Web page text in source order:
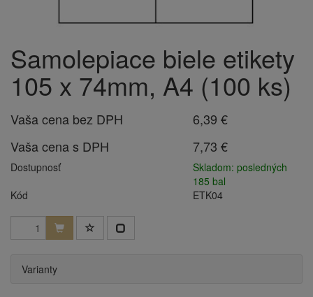
Samolepiace biele etikety
105 x 74mm, A4 (100 ks)
Vaša cena bez DPH
6,39 €
Vaša cena s DPH
7,73 €
Dostupnosť
Skladom: posledných
185 bal
Kód
ETK04
Varianty